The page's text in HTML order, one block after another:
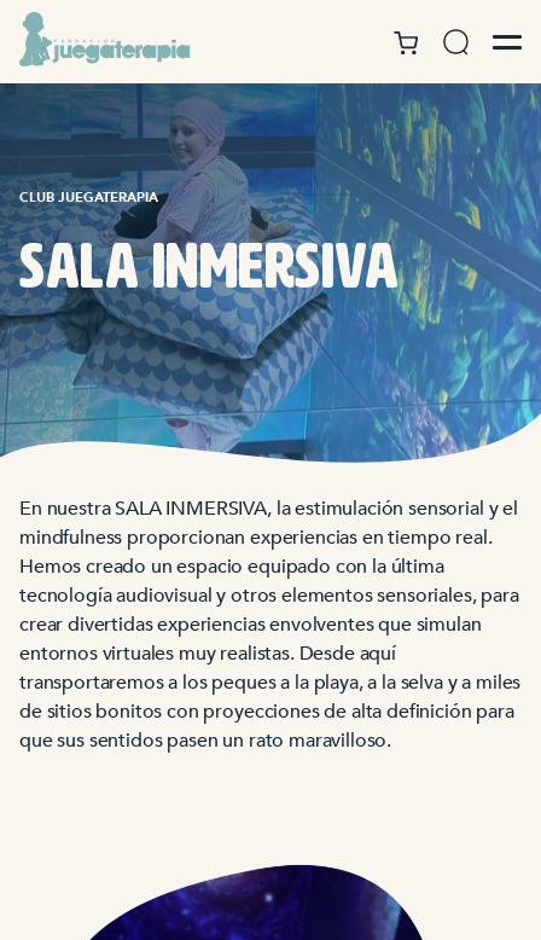
CLUB JUEGATERAPIA
SALA Inmersiva
En nuestra SALA INMERSIVA, la estimulación sensorial y el
mindfulness proporcionan experiencias en tiempo real.
Hemos creado un espacio equipado con la última
tecnología audiovisual y otros elementos sensoriales, para
crear divertidas experiencias envolventes que simulan
entornos virtuales muy realistas. Desde aquí
transportaremos a los peques a la playa, a la selva y a miles
de sitios bonitos con proyecciones de alta definición para
que sus sentidos pasen un rato maravilloso.